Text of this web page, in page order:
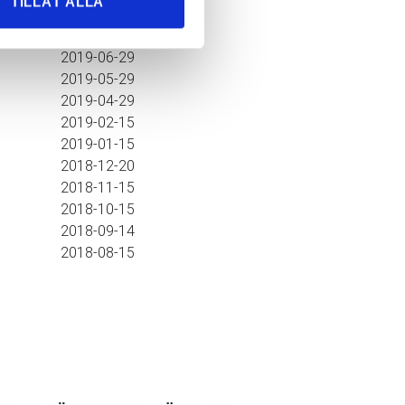
2019-06-29
2019-05-29
2019-04-29
2019-02-15
2019-01-15
2018-12-20
2018-11-15
2018-10-15
2018-09-14
2018-08-15